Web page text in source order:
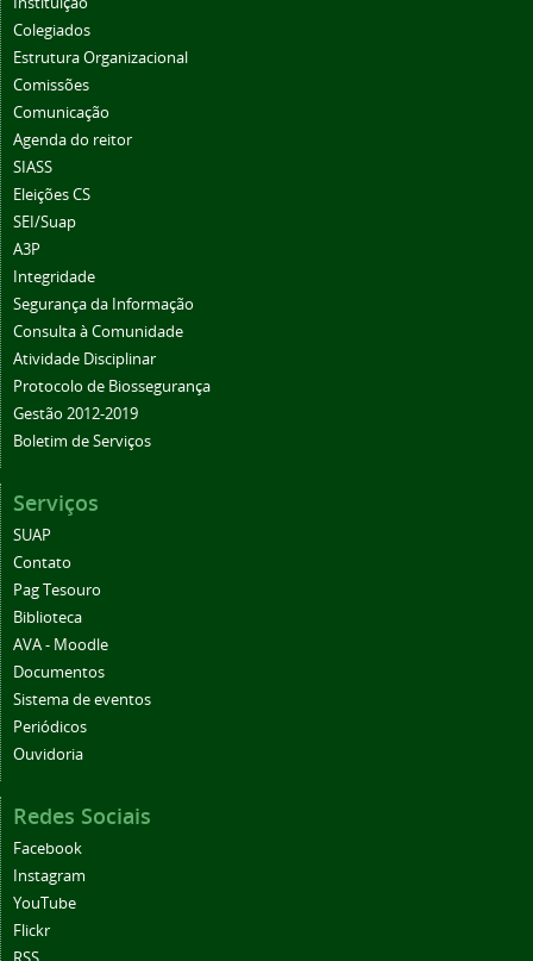
Colegiados
Estrutura Organizacional
Comissões
Comunicação
Agenda do reitor
SIASS
Eleições CS
SEI/Suap
A3P
Integridade
Segurança da Informação
Consulta à Comunidade
Atividade Disciplinar
Protocolo de Biossegurança
Gestão 2012-2019
Boletim de Serviços
Serviços
SUAP
Contato
Pag Tesouro
Biblioteca
AVA - Moodle
Documentos
Sistema de eventos
Periódicos
Ouvidoria
Redes Sociais
Facebook
Instagram
YouTube
Flickr